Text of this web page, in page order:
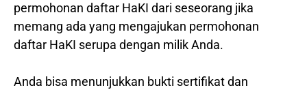
permohonan daftar HaKI dari seseorang jika
memang ada yang mengajukan permohonan
daftar HaKI serupa dengan milik Anda.
Anda bisa menunjukkan bukti sertifikat dan